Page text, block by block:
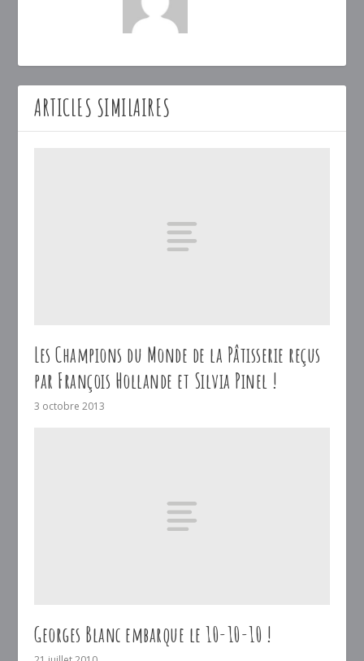
ARTICLES SIMILAIRES
Les Champions du Monde de la Pâtisserie reçus
par François Hollande et Silvia Pinel !
3 octobre 2013
Georges Blanc embarque le 10-10-10 !